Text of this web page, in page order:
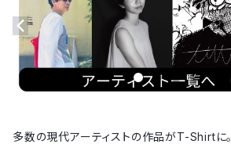
多数の現代アーティストの作品がT-Shirtに。